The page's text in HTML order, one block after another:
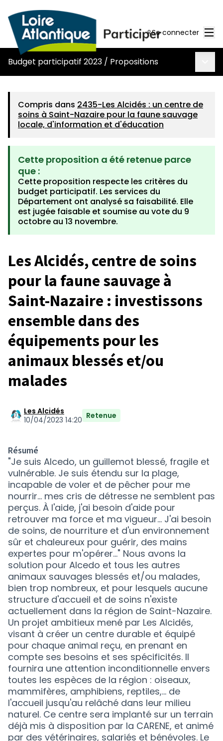
Se connecter
Budget participatif 2023 / Propositions
Compris dans 2435-Les Alcidés : un centre de
soins à Saint-Nazaire pour la faune sauvage
locale, d'information et d'éducation
Cette proposition a été retenue parce
que :
Cette proposition respecte les critères du
budget participatif. Les services du
Département ont analysé sa faisabilité. Elle
est jugée faisable et soumise au vote du 9
octobre au 13 novembre.
Les Alcidés, centre de soins
pour la faune sauvage à
Saint-Nazaire : investissons
ensemble dans des
équipements pour les
animaux blessés et/ou
malades
Les Alcidés
10/04/2023 14:20 Retenue
Résumé
"Je suis Alcedo, un guillemot blessé, fragile et
vulnérable. Je suis étendu sur la plage,
incapable de voler et de pêcher pour me
nourrir... mes cris de détresse ne semblent pas
perçus. À l'aide, j'ai besoin d'aide pour
retrouver ma force et ma vigueur... J'ai besoin
de soins, de nourriture et d'un environnement
sûr et chaleureux pour guérir, des mains
expertes pour m'opérer..." Nous avons la
solution pour Alcedo et tous les autres
animaux sauvages blessés et/ou malades,
bien trop nombreux, et pour lesquels aucune
structure d'accueil et de soins n'existe
actuellement dans la région de Saint-Nazaire.
Un projet ambitieux mené par Les Alcidés,
visant à créer un centre durable et équipé
pour chaque animal reçu, en prenant en
compte ses besoins et ses spécificités. Il
fournira une attention inconditionnelle envers
toutes les espèces de la région : oiseaux,
mammifères, amphibiens, reptiles,... de
l'accueil jusqu'au relâché dans leur milieu
naturel. Ce centre sera implanté sur un terrain
déjà mis à disposition par la CARENE, et animé
par des vétérinaires, salariés et bénévoles. Le